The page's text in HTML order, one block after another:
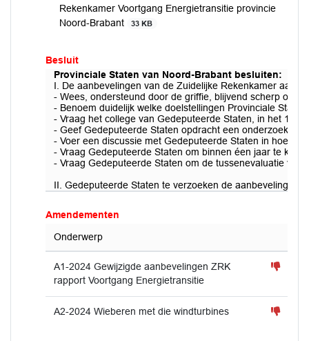
Rekenkamer Voortgang Energietransitie provincie
Noord-Brabant
33 KB
Besluit
Provinciale Staten van Noord-Brabant besluiten:
I. De aanbevelingen van de Zuidelijke Rekenkamer aan
- Wees, ondersteund door de griffie, blijvend scherp op
- Benoem duidelijk welke doelstellingen Provinciale
- Vraag het college van Gedeputeerde Staten, in het 1e
- Geef Gedeputeerde Staten opdracht een onderzoek te
- Voer een discussie met Gedeputeerde Staten in
- Vraag Gedeputeerde Staten om binnen éen jaar te
- Vraag Gedeputeerde Staten om de tussenevaluatie
II. Gedeputeerde Staten te verzoeken de aanbevelingen
Amendementen
Onderwerp
A1-2024 Gewijzigde aanbevelingen ZRK
rapport Voortgang Energietransitie
A2-2024 Wieberen met die windturbines